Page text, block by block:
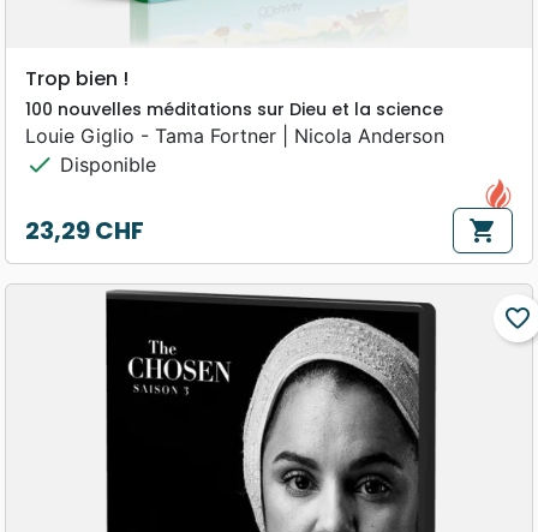
Trop bien !
100 nouvelles méditations sur Dieu et la science
Louie Giglio - Tama Fortner | Nicola Anderson
check Disponible
Prix
23,29 CHF shopping_cart
favorite_border